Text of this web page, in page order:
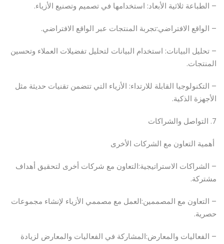
– الطباعة ثلاثية الأبعاد: استخدامها في تصميم وتصنيع الأزياء.
– الواقع الافتراضي:تجربة المنتجات عبر الواقع الافتراضي.
– تحليل البيانات: استخدام البيانات لتحليل تفضيلات العملاء وتحسين
المنتجات.
– التكنولوجيا القابلة للارتداء: الأزياء التي تتضمن تقنيات حديثة مثل
الأجهزة الذكية.
7. التواصل والشراكات
أهمية التعاون مع الشركات الأخرى
– الشراكات الاستراتيجية:التعاون مع شركات أخرى لتحقيق أهداف
مشتركة.
– التعاون مع المصممين:العمل مع مصممي الأزياء لإنشاء مجموعات
حصرية.
– الفعاليات والمعارض:المشاركة في الفعاليات والمعارض لزيادة